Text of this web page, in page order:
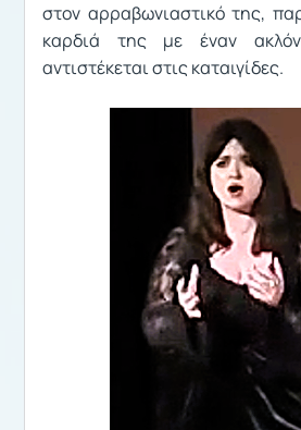
στον αρραβωνιαστικό της,
καρδιά της με έναν
αντιστέκεται στις καταιγίδες.